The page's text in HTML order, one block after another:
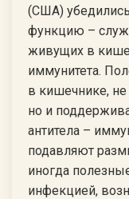
(США)
функцию –
живущих в
иммунитета.
в кишечнике,
но и
антитела –
подавляют
иногда
инфекцией,